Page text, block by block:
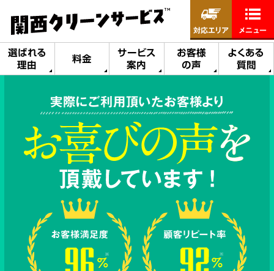
選ばれる
理由
料金
サービス
案内
お客様
の声
よくある
質問
対応エリア メニュー
実際にご利用頂いたお客様より